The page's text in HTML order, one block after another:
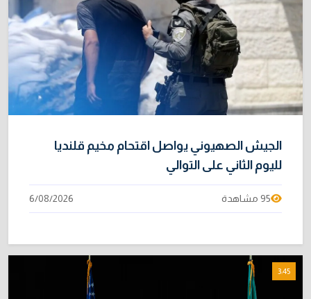
الجيش الصهيوني يواصل اقتحام مخيم قلنديا
لليوم الثاني على التوالي
95 مشاهدة 6/08/2026
3:45